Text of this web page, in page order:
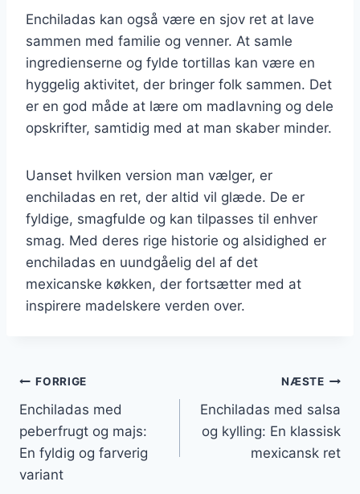
Enchiladas kan også være en sjov ret at lave
sammen med familie og venner. At samle
ingredienserne og fylde tortillas kan være en
hyggelig aktivitet, der bringer folk sammen. Det
er en god måde at lære om madlavning og dele
opskrifter, samtidig med at man skaber minder.
Uanset hvilken version man vælger, er
enchiladas en ret, der altid vil glæde. De er
fyldige, smagfulde og kan tilpasses til enhver
smag. Med deres rige historie og alsidighed er
enchiladas en uundgåelig del af det
mexicanske køkken, der fortsætter med at
inspirere madelskere verden over.
Indlægsnavigation
FORRIGE
Enchiladas med
peberfrugt og majs:
En fyldig og farverig
variant
NÆSTE
Enchiladas med salsa
og kylling: En klassisk
mexicansk ret